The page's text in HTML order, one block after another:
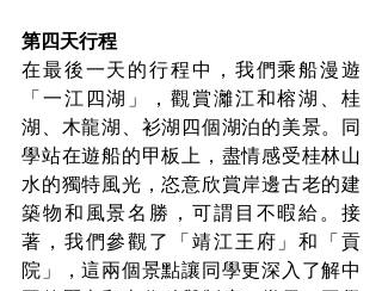
第四天行程
在最後一天的行程中，我們乘船漫遊
「一江四湖」，觀賞灕江和榕湖、桂
湖、木龍湖、衫湖四個湖泊的美景。同
學站在遊船的甲板上，盡情感受桂林山
水的獨特風光，恣意欣賞岸邊古老的建
築物和風景名勝，可謂目不暇給。接
著，我們參觀了「靖江王府」和「貢
院」，這兩個景點讓同學更深入了解中